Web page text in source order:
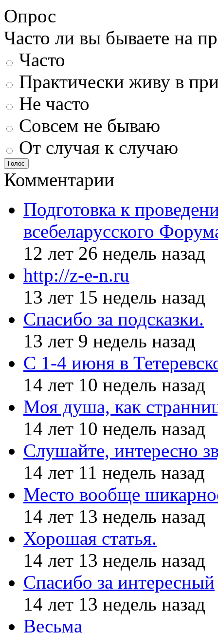
Опрос
Часто ли вы бываете на
Часто
Практически живу в
Не часто
Совсем не бываю
От случая к случаю
Голос
Комментарии
Подготовка к
всебеларусского
12 лет 26 недель назад
http://z-e-n.ru
13 лет 15 недель назад
Спасибо за подсказки.
13 лет 9 недель назад
С 1-4 июня в
14 лет 10 недель назад
Моя душа, как
14 лет 10 недель назад
Слушайте, интересно
14 лет 11 недель назад
Место вообще
14 лет 13 недель назад
Хорошая статья.
14 лет 13 недель назад
Спасибо за интересный
14 лет 13 недель назад
Весьма